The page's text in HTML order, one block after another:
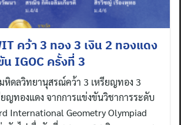
คว้า 3 ทอง 3 เงิน 2 ทองแดง
IGOC ครั้งที่ 3
มหิดลวิทยานุสรณ์คว้า 3 เหรียญทอง 3
ยญทองแดง จากการแข่งขันวิชาการระดับ
International Geometry Olympiad